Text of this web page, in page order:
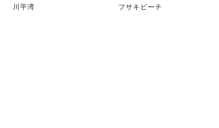
川平湾 フサキビーチ